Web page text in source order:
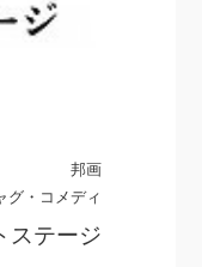
邦画
グ・コメディ
ステージ